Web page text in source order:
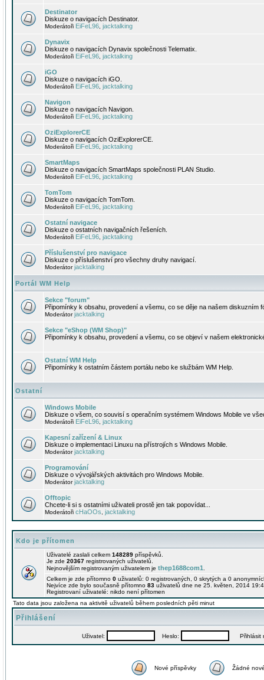
Destinator
Diskuze o navigacích Destinator.
Moderátoři EiFeL96 jacktalking
Dynavix
Diskuze o navigacích Dynavix společnosti Telematix.
Moderátoři EiFeL96 jacktalking
iGO
Diskuze o navigacích iGO.
Moderátoři EiFeL96 jacktalking
Navigon
Diskuze o navigacích Navigon.
Moderátoři EiFeL96 jacktalking
OziExplorerCE
Diskuze o navigacích OziExplorerCE.
Moderátoři EiFeL96 jacktalking
SmartMaps
Diskuze o navigacích SmartMaps společnosti PLAN Studio.
Moderátoři EiFeL96 jacktalking
TomTom
Diskuze o navigacích TomTom.
Moderátoři EiFeL96 jacktalking
Ostatní navigace
Diskuze o ostatních navigačních řešeních.
Moderátoři EiFeL96 jacktalking
Příslušenství pro navigace
Diskuze o příslušenství pro všechny druhy navigací.
Moderátorjacktalking
Portál WM Help
Sekce "forum"
Připomínky k obsahu, provedení a všemu, co se děje na našem diskuzním
Moderátorjacktalking
Sekce "eShop (WM Shop)"
Připomínky k obsahu, provedení a všemu, co se objeví v našem
Ostatní WM Help
Připomínky k ostatním částem portálu nebo ke službám WM Help.
Ostatní
Windows Mobile
Diskuze o všem, co souvisí s operačním systémem Windows Mobile ve
Moderátoři EiFeL96 jacktalking
Kapesní zařízení & Linux
Diskuze o implementaci Linuxu na přístrojích s Windows Mobile.
Moderátorjacktalking
Programování
Diskuze o vývojářských aktivitách pro Windows Mobile.
Moderátorjacktalking
Offtopic
Chcete-li si s ostatními uživateli prostě jen tak popovídat...
Moderátoři cHaOOs jacktalking
Kdo je přítomen
Uživatelé zaslali celkem 148289 příspěvků.
Je zde 20367 registrovaných uživatelů.
Nejnovějším registrovaným uživatelem je thep1688com1
Celkem je zde přítomno 0 uživatelů: 0 registrovaných, 0 skrytých a 0
Nejvíce zde bylo současně přítomno 83 uživatelů dne ne 25. květen, 2014
Registrovaní uživatelé: nikdo není přítomen
Tato data jsou založena na aktivitě uživatelů během posledních pěti minut
Přihlášení
Uživatel: Heslo: Přihlásit
Nové příspěvky Žádné